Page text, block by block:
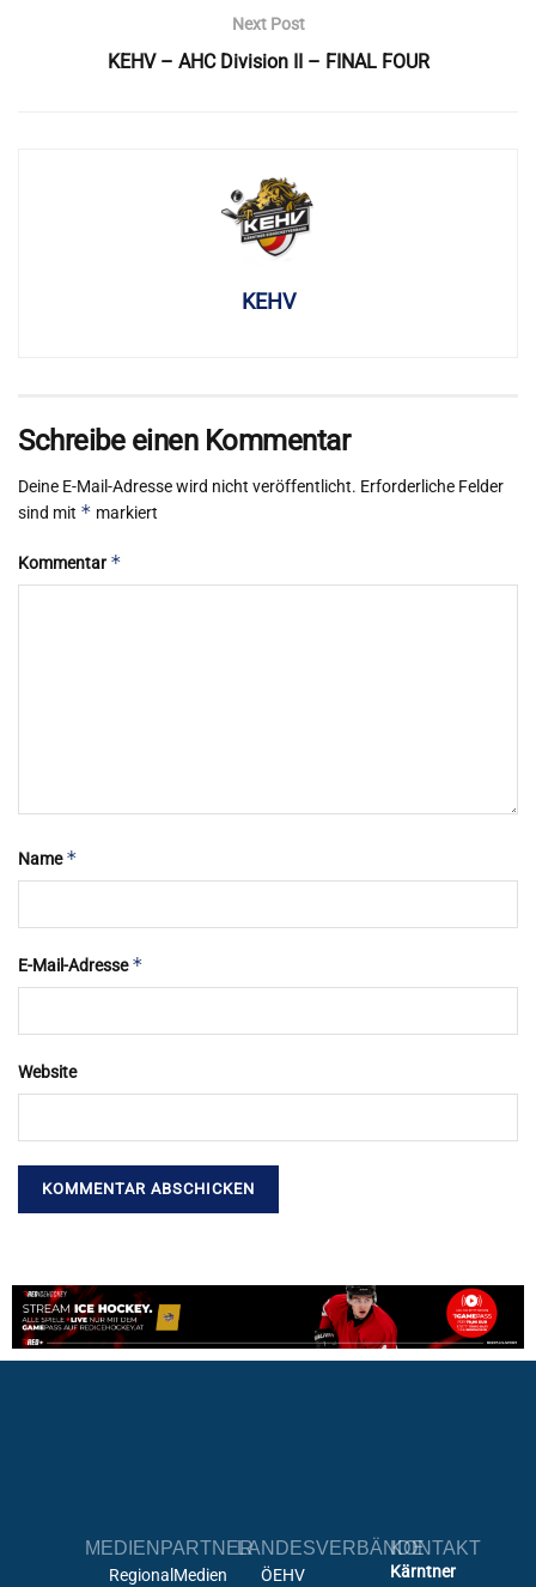
Next Post
KEHV – AHC Division II – FINAL FOUR
KEHV
Schreibe einen Kommentar
Deine E-Mail-Adresse wird nicht veröffentlicht. Erforderliche Felder
sind mit * markiert
Kommentar *
Name*
E-Mail-Adresse*
Website
MEDIENPARTNER
RegionalMedien
LANDESVERBÄNDE
ÖEHV
KONTAKT
Kärntner